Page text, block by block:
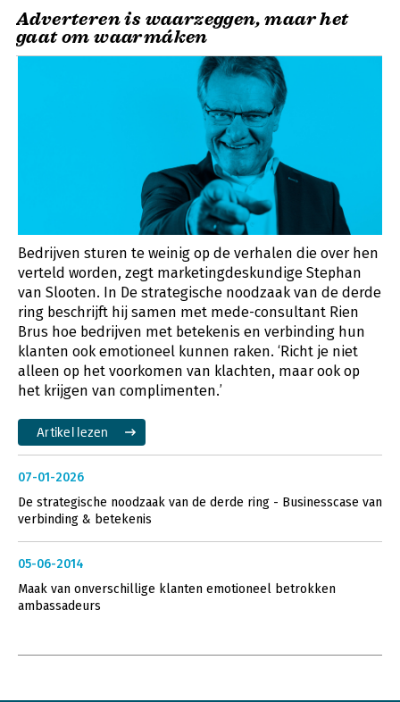
Adverteren is waarzeggen, maar het
gaat om waarmáken
Bedrijven sturen te weinig op de verhalen die over hen
verteld worden, zegt marketingdeskundige Stephan
van Slooten. In De strategische noodzaak van de derde
ring beschrijft hij samen met mede-consultant Rien
Brus hoe bedrijven met betekenis en verbinding hun
klanten ook emotioneel kunnen raken. ‘Richt je niet
alleen op het voorkomen van klachten, maar ook op
het krijgen van complimenten.’
Artikel lezen
07-01-2026
De strategische noodzaak van de derde ring - Businesscase van
verbinding & betekenis
05-06-2014
Maak van onverschillige klanten emotioneel betrokken
ambassadeurs